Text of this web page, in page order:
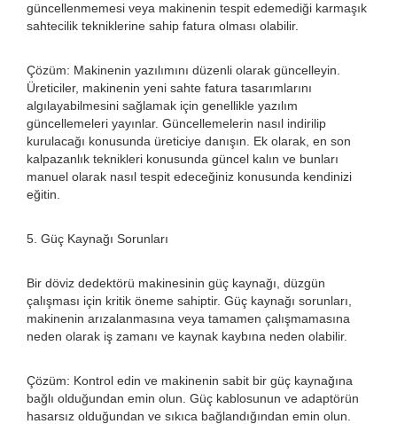
güncellenmemesi veya makinenin tespit edemediği karmaşık
sahtecilik tekniklerine sahip fatura olması olabilir.
Çözüm: Makinenin yazılımını düzenli olarak güncelleyin.
Üreticiler, makinenin yeni sahte fatura tasarımlarını
algılayabilmesini sağlamak için genellikle yazılım
güncellemeleri yayınlar. Güncellemelerin nasıl indirilip
kurulacağı konusunda üreticiye danışın. Ek olarak, en son
kalpazanlık teknikleri konusunda güncel kalın ve bunları
manuel olarak nasıl tespit edeceğiniz konusunda kendinizi
eğitin.
5. Güç Kaynağı Sorunları
Bir döviz dedektörü makinesinin güç kaynağı, düzgün
çalışması için kritik öneme sahiptir. Güç kaynağı sorunları,
makinenin arızalanmasına veya tamamen çalışmamasına
neden olarak iş zamanı ve kaynak kaybına neden olabilir.
Çözüm: Kontrol edin ve makinenin sabit bir güç kaynağına
bağlı olduğundan emin olun. Güç kablosunun ve adaptörün
hasarsız olduğundan ve sıkıca bağlandığından emin olun.